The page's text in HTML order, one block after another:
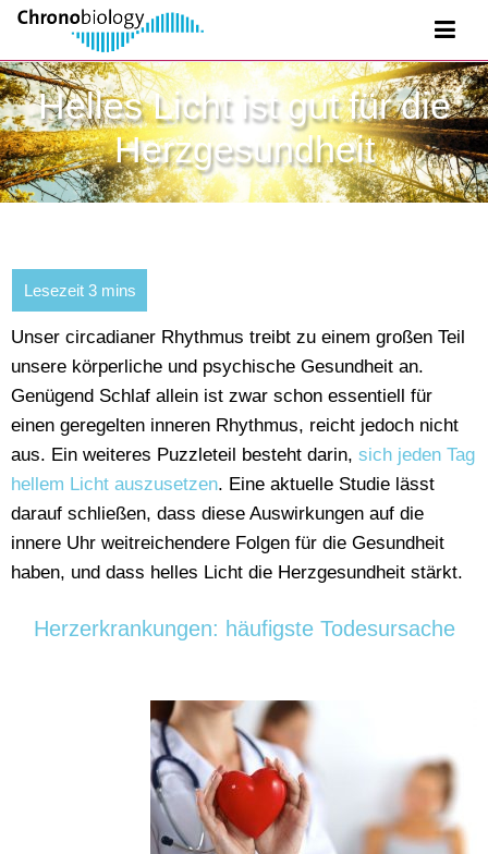
Helles Licht ist gut für die
Herzgesundheit
Unser circadianer Rhythmus treibt zu einem großen Teil
unsere körperliche und psychische Gesundheit an.
Genügend Schlaf allein ist zwar schon essentiell für
einen geregelten inneren Rhythmus, reicht jedoch nicht
aus. Ein weiteres Puzzleteil besteht darin, sich jeden Tag
hellem Licht auszusetzen. Eine aktuelle Studie lässt
darauf schließen, dass diese Auswirkungen auf die
innere Uhr weitreichendere Folgen für die Gesundheit
haben, und dass helles Licht die Herzgesundheit stärkt.
Herzerkrankungen: häufigste Todesursache